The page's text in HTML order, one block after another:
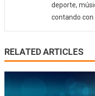
deporte,
contando con
RELATED ARTICLES